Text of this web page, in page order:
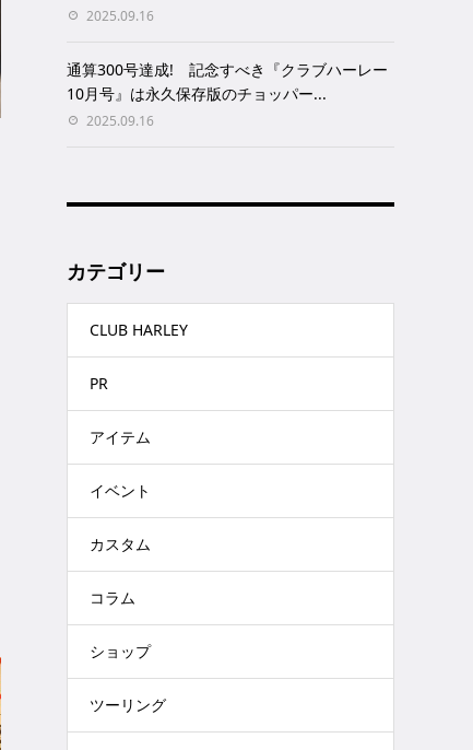
2025.09.16
通算300号達成! 記念すべき『クラブハーレー
10月号』は永久保存版のチョッパー...
2025.09.16
カテゴリー
CLUB HARLEY
PR
アイテム
イベント
カスタム
コラム
ショップ
ツーリング